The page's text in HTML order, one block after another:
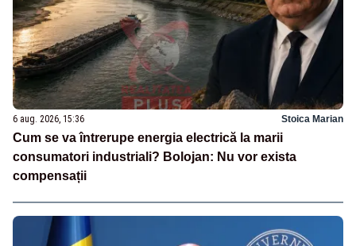
6 aug. 2026, 15:36 Stoica Marian
Cum se va întrerupe energia electrică la marii
consumatori industriali? Bolojan: Nu vor exista
compensații